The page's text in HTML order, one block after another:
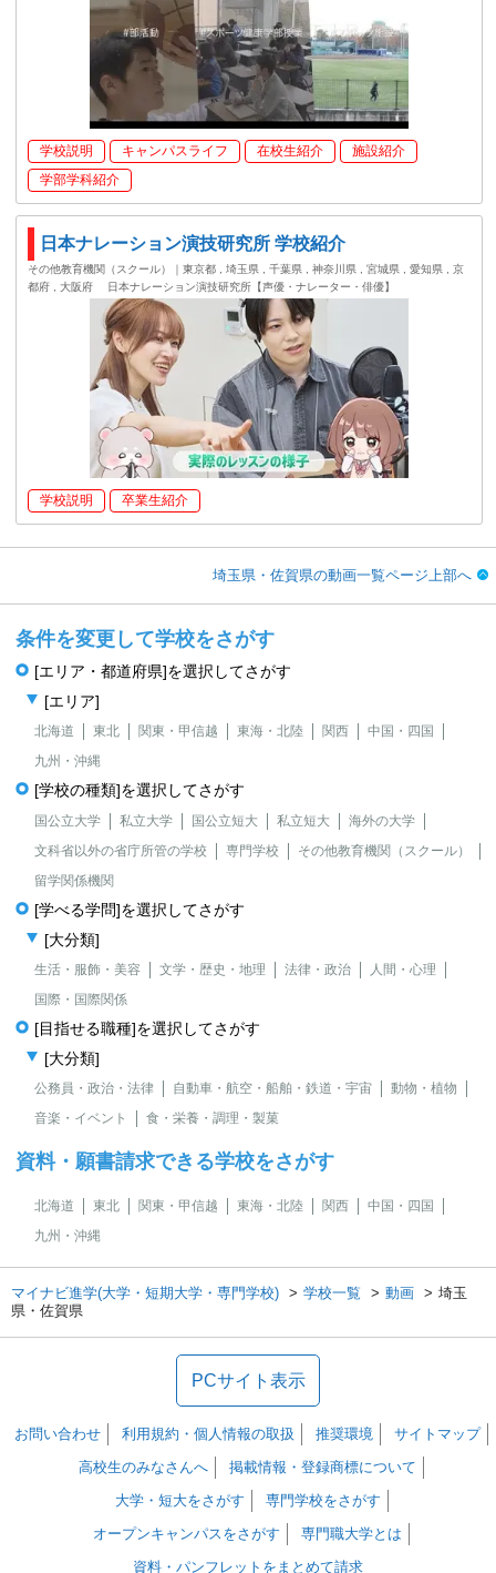
学校説明 キャンパスライフ 在校生紹介
施設紹介
学部学科紹介
日本ナレーション演技研究所 学校紹介
その他教育機関（スクール）｜東京都 , 埼玉県 , 千葉県 , 神奈川県 , 宮城県 , 愛知県 , 京
都府 , 大阪府
日本ナレーション演技研究所【声優・ナレーター・俳優】
学校説明 卒業生紹介
埼玉県・佐賀県の動画一覧ページ上部へ
条件を変更して学校をさがす
[エリア・都道府県]を選択してさがす
[エリア]
北海道 東北 関東・甲信越 東海・北陸 関西
中国・四国
九州・沖縄
[学校の種類]を選択してさがす
国公立大学 私立大学 国公立短大 私立短大
海外の大学
文科省以外の省庁所管の学校
専門学校
その他教育機関（スクール）
留学関係機関
[学べる学問]を選択してさがす
[大分類]
生活・服飾・美容 文学・歴史・地理 法律・政治
人間・心理
国際・国際関係
[目指せる職種]を選択してさがす
[大分類]
公務員・政治・法律 自動車・航空・船舶・鉄道・宇宙
動物・植物
音楽・イベント
食・栄養・調理・製菓
資料・願書請求できる学校をさがす
北海道 東北 関東・甲信越 東海・北陸 関西
中国・四国
九州・沖縄
マイナビ進学(大学・短期大学・専門学校) 学校一覧 動画
埼玉
県・佐賀県
PCサイト表示
お問い合わせ 利用規約・個人情報の取扱 推奨環境
サイトマップ
高校生のみなさんへ
掲載情報・登録商標について
大学・短大をさがす
専門学校をさがす
オープンキャンパスをさがす
専門職大学とは
資料・パンフレットをまとめて請求